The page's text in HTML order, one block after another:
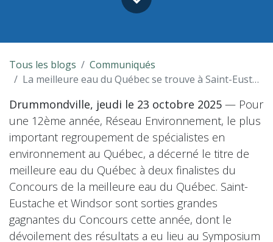
Tous les blogs
Communiqués
La meilleure eau du Québec se trouve à Saint-Eustache et Windsor!
Drummondville, jeudi le 23 octobre 2025 — Pour
une 12ème année, Réseau Environnement, le plus
important regroupement de spécialistes en
environnement au Québec, a décerné le titre de
meilleure eau du Québec à deux finalistes du
Concours de la meilleure eau du Québec. Saint-
Eustache et Windsor sont sorties grandes
gagnantes du Concours cette année, dont le
dévoilement des résultats a eu lieu au Symposium